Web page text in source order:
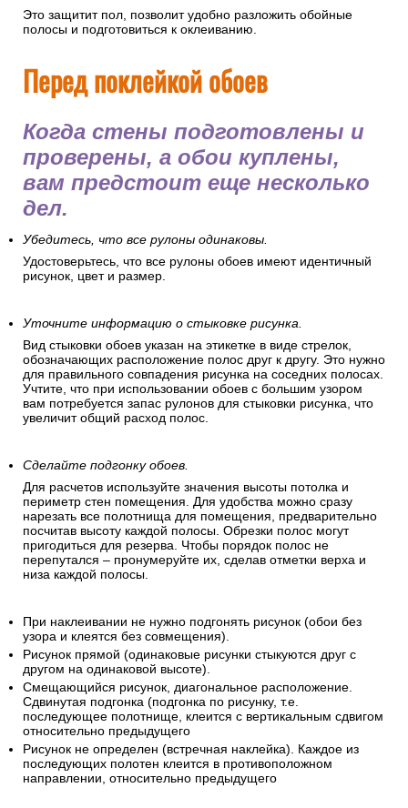
Это защитит пол, позволит удобно разложить обойные
полосы и подготовиться к оклеиванию.
Перед поклейкой обоев
Когда стены подготовлены и
проверены, а обои куплены,
вам предстоит еще несколько
дел.
Убедитесь, что все рулоны одинаковы.
Удостоверьтесь, что все рулоны обоев имеют идентичный
рисунок, цвет и размер.
Уточните информацию о стыковке рисунка.
Вид стыковки обоев указан на этикетке в виде стрелок,
обозначающих расположение полос друг к другу. Это нужно
для правильного совпадения рисунка на соседних полосах.
Учтите, что при использовании обоев с большим узором
вам потребуется запас рулонов для стыковки рисунка, что
увеличит общий расход полос.
Сделайте подгонку обоев.
Для расчетов используйте значения высоты потолка и
периметр стен помещения. Для удобства можно сразу
нарезать все полотнища для помещения, предварительно
посчитав высоту каждой полосы. Обрезки полос могут
пригодиться для резерва. Чтобы порядок полос не
перепутался – пронумеруйте их, сделав отметки верха и
низа каждой полосы.
При наклеивании не нужно подгонять рисунок (обои без
узора и клеятся без совмещения).
Рисунок прямой (одинаковые рисунки стыкуются друг с
другом на одинаковой высоте).
Смещающийся рисунок, диагональное расположение.
Сдвинутая подгонка (подгонка по рисунку, т.е.
последующее полотнище, клеится с вертикальным сдвигом
относительно предыдущего
Рисунок не определен (встречная наклейка). Каждое из
последующих полотен клеится в противоположном
направлении, относительно предыдущего